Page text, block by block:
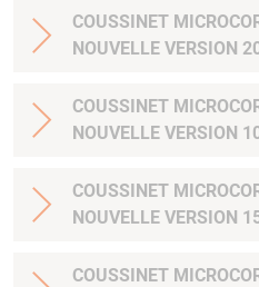
COUSSINET
NOUVELLE VERSION
COUSSINET
NOUVELLE VERSION
COUSSINET
NOUVELLE VERSION
COUSSINET